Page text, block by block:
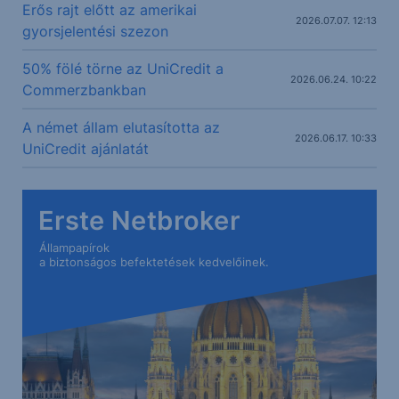
Erős rajt előtt az amerikai
gyorsjelentési szezon
2026.07.07. 12:13
50% fölé törne az UniCredit a
Commerzbankban
2026.06.24. 10:22
A német állam elutasította az
UniCredit ajánlatát
2026.06.17. 10:33
Erste Netbroker
Állampapírok
a biztonságos befektetések kedvelőinek.